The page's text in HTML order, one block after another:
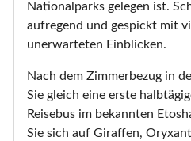
Nationalparks gelegen ist.
aufregend und gespickt mit
unerwarteten Einblicken.
Nach dem Zimmerbezug in
Sie gleich eine erste
Reisebus im bekannten
Sie sich auf Giraffen,